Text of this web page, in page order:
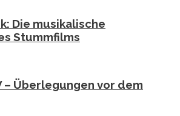
Die musikalische
Stummfilms
– Überlegungen vor dem